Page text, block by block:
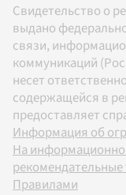
Свидетельство о
выдано
связи,
коммуникаций
несет
содержащейся в
предоставляет
Информация об
На
рекомендательные
Правилами